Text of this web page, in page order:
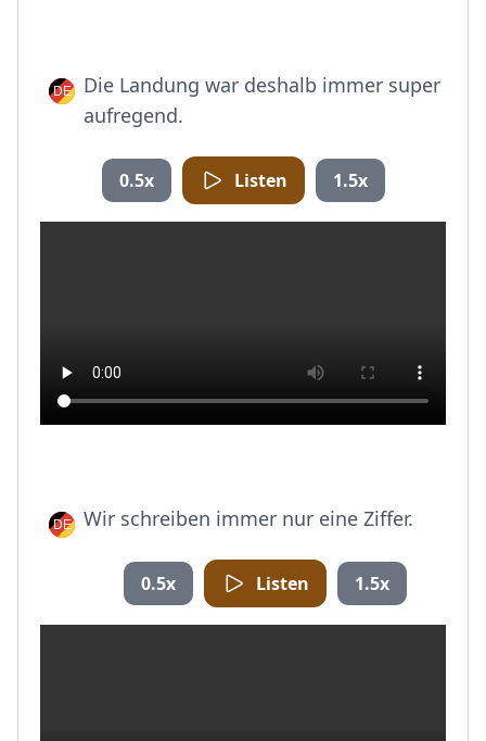
Die Landung war deshalb immer super
aufregend.
0.5x Listen 1.5x
Wir schreiben immer nur eine Ziffer.
0.5x Listen 1.5x